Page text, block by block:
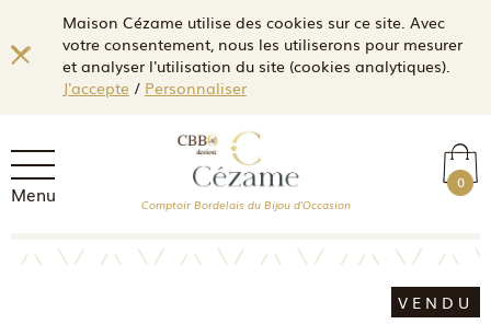
Maison Cézame utilise des cookies sur ce site. Avec
votre consentement, nous les utiliserons pour mesurer
et analyser l'utilisation du site (cookies analytiques).
J'accepte/ Personnaliser
Menu 0
Comptoir Bordelais du Bijou d'Occasion
VENDU